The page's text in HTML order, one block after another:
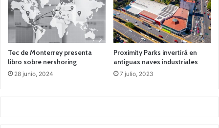
Tec de Monterrey presenta
libro sobre nershoring
28 junio, 2024
Proximity Parks invertirá en
antiguas naves industriales
7 julio, 2023